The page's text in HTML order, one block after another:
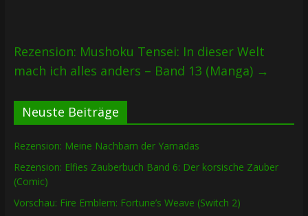
Rezension: Mushoku Tensei: In dieser Welt
mach ich alles anders – Band 13 (Manga) →
Neuste Beiträge
Rezension: Meine Nachbarn der Yamadas
Rezension: Elfies Zauberbuch Band 6: Der korsische Zauber
(Comic)
Vorschau: Fire Emblem: Fortune’s Weave (Switch 2)